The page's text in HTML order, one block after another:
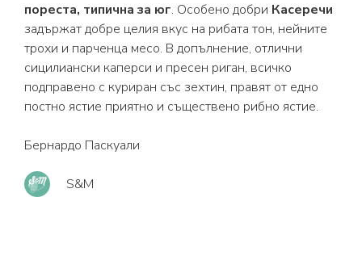
пореста, типична за юг. Особено добри Касеречи
задържат добре целия вкус на рибата тон, нейните
трохи и парченца месо. В допълнение, отлични
сицилиански каперси и пресен риган, всичко
подправено с куриран със зехтин, правят от едно
постно ястие приятно и съществено рибно ястие.
Бернардо Паскуали
S&M